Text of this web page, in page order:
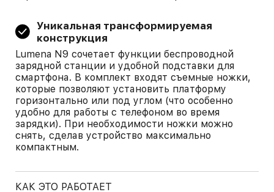
Уникальная трансформируемая
конструкция
Lumena N9 сочетает функции беспроводной
зарядной станции и удобной подставки для
смартфона. В комплект входят съемные ножки,
которые позволяют установить платформу
горизонтально или под углом (что особенно
удобно для работы с телефоном во время
зарядки). При необходимости ножки можно
снять, сделав устройство максимально
компактным.
КАК ЭТО РАБОТАЕТ